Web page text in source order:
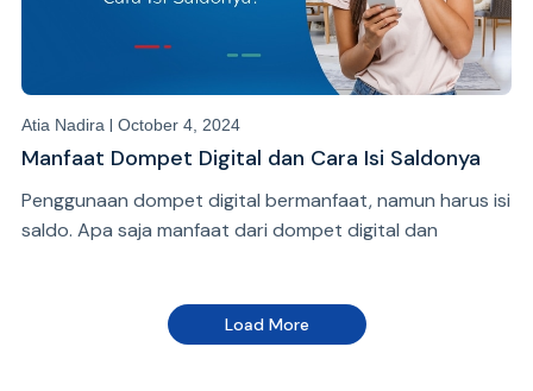
Atia Nadira | October 4, 2024
Manfaat Dompet Digital dan Cara Isi Saldonya
Penggunaan dompet digital bermanfaat, namun harus isi
saldo. Apa saja manfaat dari dompet digital dan
Load More